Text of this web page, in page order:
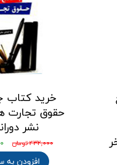
خرید کتاب
حقوق تجارت
نشر
۴۳۲,۰۰۰ تومان
افزودن به